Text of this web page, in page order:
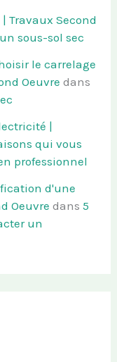
Travaux Second
sous-sol sec
le carrelage
Oeuvre dans
|
qui vous
professionnel
d'une
Oeuvre dans5
un